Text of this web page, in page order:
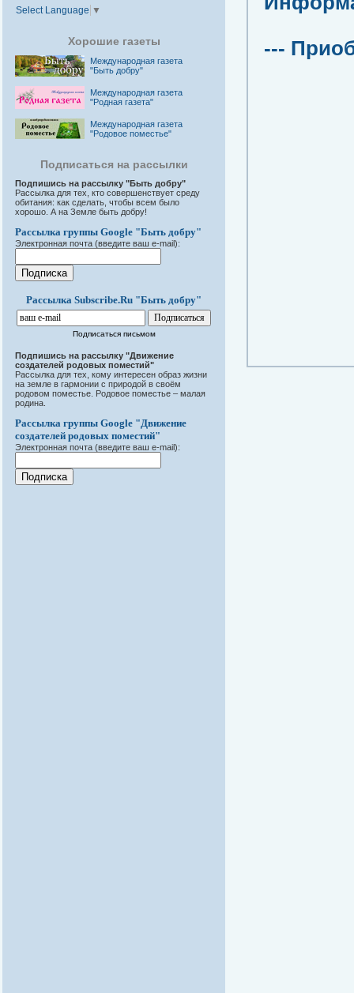
Select Language ▼
Хорошие газеты
Международная газета
"Быть добру"
Международная газета
"Родная газета"
Международная газета
"Родовое поместье"
Подписаться на рассылки
Подпишись на рассылку "Быть добру"
Рассылка для тех, кто совершенствует среду
обитания: как сделать, чтобы всем было
хорошо. А на Земле быть добру!
Рассылка группы Google "Быть добру"
Электронная почта (введите ваш e-mail):
Рассылка Subscribe.Ru "Быть добру"
Подписаться письмом
Подпишись на рассылку "Движение
создателей родовых поместий"
Рассылка для тех, кому интересен образ жизни
на земле в гармонии с природой в своём
родовом поместье. Родовое поместье – малая
родина.
Рассылка группы Google "Движение
создателей родовых поместий"
Электронная почта (введите ваш e-mail):
---